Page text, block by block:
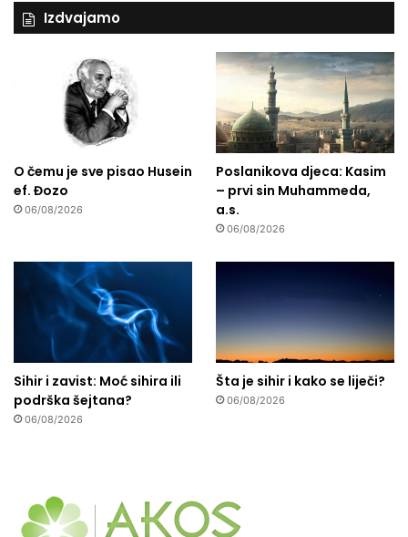
Izdvajamo
O čemu je sve pisao Husein
ef. Đozo
06/08/2026
Poslanikova djeca: Kasim
– prvi sin Muhammeda,
a.s.
06/08/2026
Sihir i zavist: Moć sihira ili
podrška šejtana?
06/08/2026
Šta je sihir i kako se liječi?
06/08/2026